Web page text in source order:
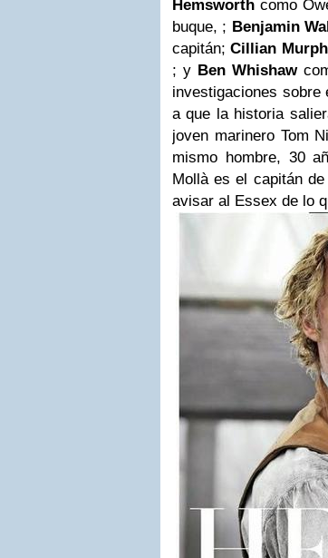
Hemsworth como
buque, ; Benjamin
capitán;Cillian
; y Ben Whishaw
investigaciones sobre
a que la historia
joven marinero Tom
mismo hombre, 30
Mollà es el capitán
avisar al Essex de lo